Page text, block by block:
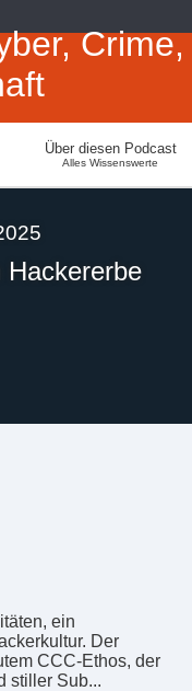
Crime,
Über diesen Podcast
Alles Wissenswerte
Hackererbe
ein
Der
CCC-Ethos, der
stiller Sub...